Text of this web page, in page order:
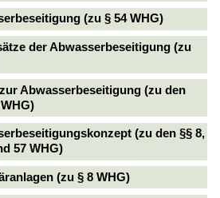
(zu § 54 WHG)
der Abwasserbeseitigung (zu
Abwasserbeseitigung (zu den
(zu den §§ 8,
57 WHG)
(zu § 8 WHG)